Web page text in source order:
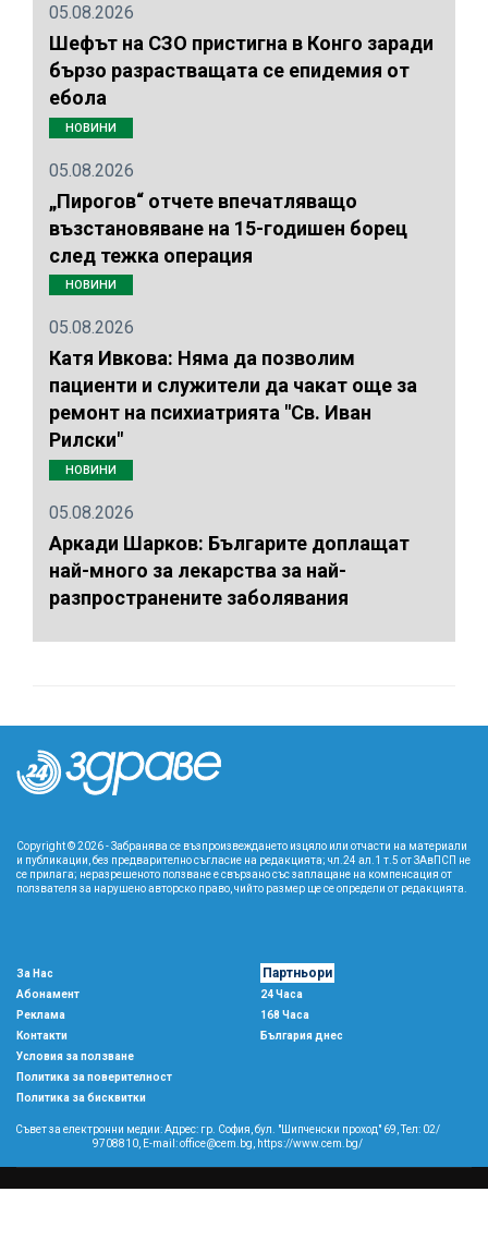
05.08.2026
Шефът на СЗО пристигна в Конго заради
бързо разрастващата се епидемия от
ебола
НОВИНИ
05.08.2026
„Пирогов“ отчете впечатляващо
възстановяване на 15-годишен борец
след тежка операция
НОВИНИ
05.08.2026
Катя Ивкова: Няма да позволим
пациенти и служители да чакат още за
ремонт на психиатрията "Св. Иван
Рилски"
НОВИНИ
05.08.2026
Аркади Шарков: Българите доплащат
най-много за лекарства за най-
разпространените заболявания
Copyright © 2026 - Забранява се възпроизвеждането изцяло или отчасти на материали
и публикации, без предварително съгласие на редакцията; чл.24 ал.1 т.5 от ЗАвПСП не
се прилага; неразрешеното ползване е свързано със заплащане на компенсация от
ползвателя за нарушено авторско право, чийто размер ще се определи от редакцията.
За Нас
Абонамент
Реклама
Контакти
Условия за ползване
Политика за поверителност
Политика за бисквитки
Партньори
24 Часа
168 Часа
България днес
Съвет за електронни медии: Адрес: гр. София, бул. "Шипченски проход" 69, Тел: 02/
9708810, E-mail:office@cem.bg https://www.cem.bg/